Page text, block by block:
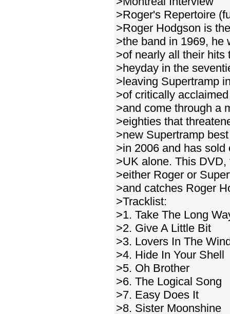
>Roger's Repertoire
>Roger Hodgson is
>the band in 1969, he
>of nearly all their hits
>heyday in the
>leaving Supertramp
>of critically
>and come through a
>eighties that
>new Supertramp
>in 2006 and has
>UK alone. This
>either Roger or
>and catches Roger
>Tracklist:
>1. Take The Long
>2. Give A Little Bit
>3. Lovers In The
>4. Hide In Your Shell
>5. Oh Brother
>6. The Logical Song
>7. Easy Does It
>8. Sister Moonshine